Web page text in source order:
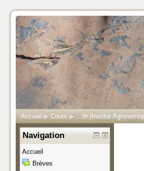
Accueil ▶ Cours ▶ ...th (Institut
Navigation
Accueil
Brèves